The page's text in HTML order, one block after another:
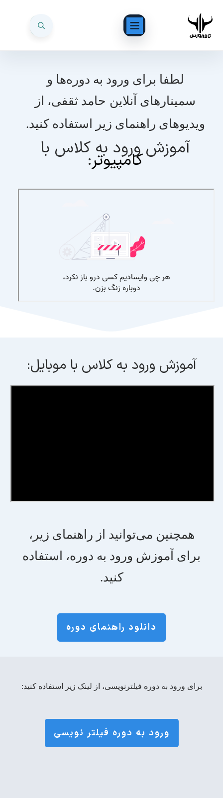
لطفا برای ورود به دوره‌ها و
سمینارهای آنلاین حامد ثقفی، از
ویدیوهای راهنمای زیر استفاده کنید.
آموزش ورود به کلاس با
کامپیوتر:
آموزش ورود به کلاس با موبایل:
همچنین می‌توانید از راهنمای زیر،
برای آموزش ورود به دوره‌، استفاده
کنید.
دانلود راهنمای دوره
برای ورود به دوره فیلترنویسی، از لینک زیر استفاده کنید:
ورود به دوره فیلتر نویسی